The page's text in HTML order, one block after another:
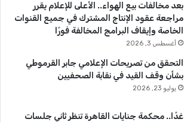
بعد مخالفات بيع الهواء.. الأعلى للإعلام يقرر
مراجعة عقود الإنتاج المشترك في جميع القنوات
الخاصة وإيقاف البرامج المخالفة فورًا
أغسطس 3, 2026
التحقق من تصريحات الإعلامي جابر القرموطي
بشأن وقف القيد في نقابة الصحفيين
يوليو 23, 2026
غدًا.. محكمة جنايات القاهرة تنظر ثاني جلسات